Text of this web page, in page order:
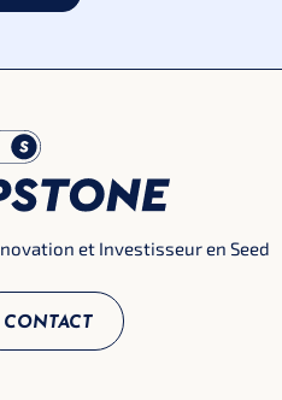
et Investisseur en Seed
CONTACT